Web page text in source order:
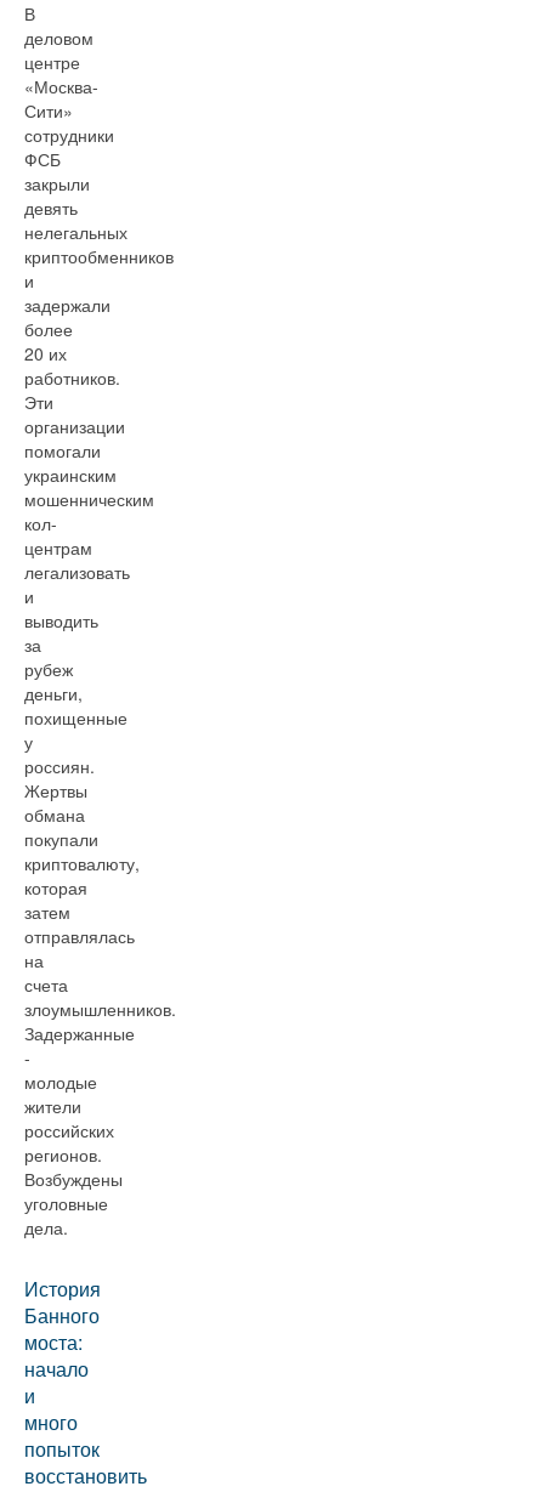
В
деловом
центре
«Москва-
Сити»
сотрудники
ФСБ
закрыли
девять
нелегальных
криптообменников
и
задержали
более
20 их
работников.
Эти
организации
помогали
украинским
мошенническим
кол-
центрам
легализовать
и
выводить
за
рубеж
деньги,
похищенные
у
россиян.
Жертвы
обмана
покупали
криптовалюту,
которая
затем
отправлялась
на
счета
злоумышленников.
Задержанные
-
молодые
жители
российских
регионов.
Возбуждены
уголовные
дела.
История
Банного
моста:
начало
и
много
попыток
восстановить